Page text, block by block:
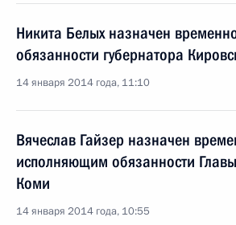
Никита Белых назначен
обязанности губернатора
14 января 2014 года, 11:10
Вячеслав Гайзер назначен
исполняющим обязанности
Коми
14 января 2014 года, 10:55